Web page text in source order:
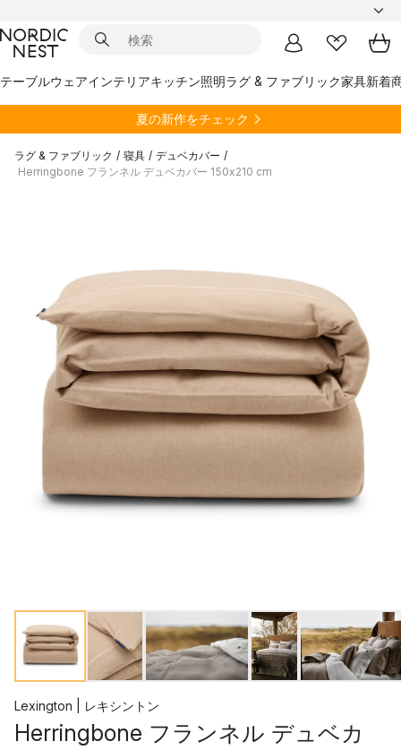
テーブルウェアインテリアキッチン照明ラグ & ファブリック家具新着
夏の新作をチェック
ラグ & ファブリック / 寝具 / デュベカバー /
Herringbone フランネル デュベカバー 150x210 cm
Lexington | レキシントン
Herringbone フランネル デュベカ